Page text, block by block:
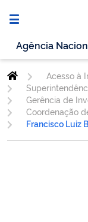
Agência
Acesso à
Francisco Luiz